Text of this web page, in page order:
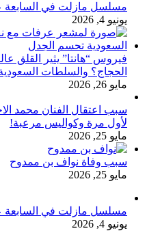
مسلسل مازلت في السابعة
يونيو 4, 2026
فيروس “هانتا” يثير القلق
الحجاج؟ والسلطات
مايو 26, 2026
سبب اعتقال الفنان محمد
لأول مرة وكواليس مرعبة!
مايو 25, 2026
سبب وفاة نواف بن ممدوح
مايو 25, 2026
مسلسل مازلت في السابعة عشر
يونيو 4, 2026